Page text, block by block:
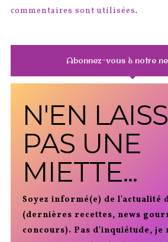
commentaires sont utilisées.
Abonnez-vous à notre
N'EN
PAS UNE
MIETTE...
Soyez informé(e) de l'actualité
(dernières recettes, news
concours). Pas d'inquiétude, je